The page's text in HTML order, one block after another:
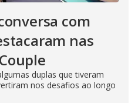
com
nas
duplas que tiveram
nos desafios ao longo